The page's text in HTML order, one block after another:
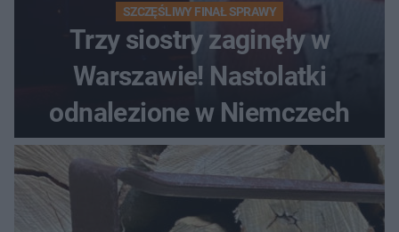
SZCZĘŚLIWY FINAŁ SPRAWY
Trzy siostry zaginęły w
Warszawie! Nastolatki
odnalezione w Niemczech